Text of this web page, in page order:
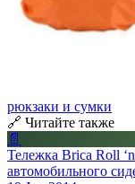
рюкзаки и сумки
🔗 Читайте также
📄
Тележка Brica Roll
автомобильного